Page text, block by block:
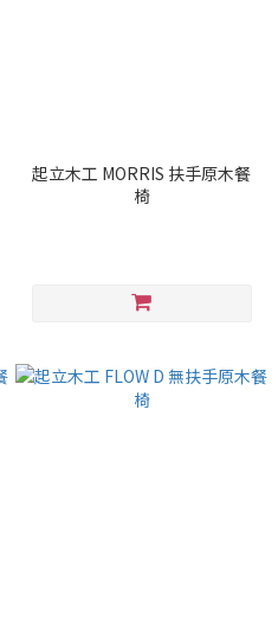
起立木工 MORRIS 扶手原木餐
椅